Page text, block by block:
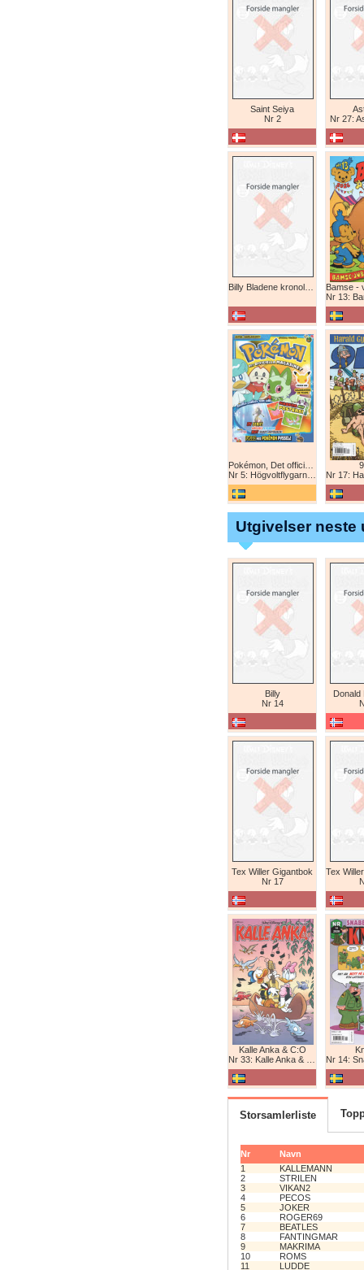
Saint Seiya
Nr 2
Nr 27:
Nr 13: Bamse-
Nr 5: Högvoltflygarna mot Svart Rayquaza!
Nr 17: Harald
Utgivelser neste
Billy
Nr 14
Donald
Tex Willer Gigantbok
Nr 17
Kalle Anka & C:O
Nr 33: Kalle Anka & C:O
Nr 14:
Storsamlerliste
Nr
Navn
1
KALLEMANN
2
STRILEN
3
VIKAN2
4
PECOS
5
JOKER
6
ROGER69
7
BEATLES
8
FANTINGMAR
9
MAKRIMA
10
ROMS
11
LUDDE